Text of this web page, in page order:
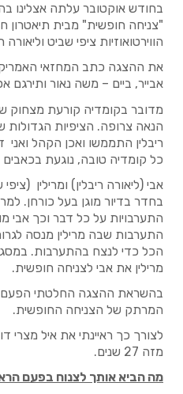
בחודש אוקטובר עלתה אצלינו
"צניחה חופשית" מבית תיאטרון
הווירטואוזיות ציפי שביט וליאורה
את ההצגה כתב המחזאי
אבייר, ביים – משה נאור ותירגם
מדובר בקומדיה קורעת מצחוק
הנאה צרופה. הציפיות הגדולות
ריבלין התממשו ואכן הקהל
כל קומדיה טובה, נוגעת
אבי (ליאורה ריבלין) ומרילין
בחדר בדיור מוגן בעל כורחן.
התערבויות על כל דבר וכך
התערבות שבה מרילין מנסה
הכל כדי לנצח בהתערבות.
מרילין את אבי לצניחה חופשית.
בהשראת ההצגה החלטתי הפעם
המרתק של הצניחה החופשית.
לצורך כך ראיינתי את איל מצרי
מזה 27 שנים.
מה הביא אותך לצנוח בפעם